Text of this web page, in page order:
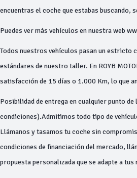
encuentras el coche que estabas buscando,
Puedes ver más vehículos en nuestra web
Todos nuestros vehículos pasan un estricto
estándares de nuestro taller. En ROYB
satisfacción de 15 días o 1.000 Km, lo que
Posibilidad de entrega en cualquier punto
condiciones).Admitimos todo tipo de
Llámanos y tasamos tu coche sin
condiciones de financiación del mercado,
propuesta personalizada que se adapte a tus